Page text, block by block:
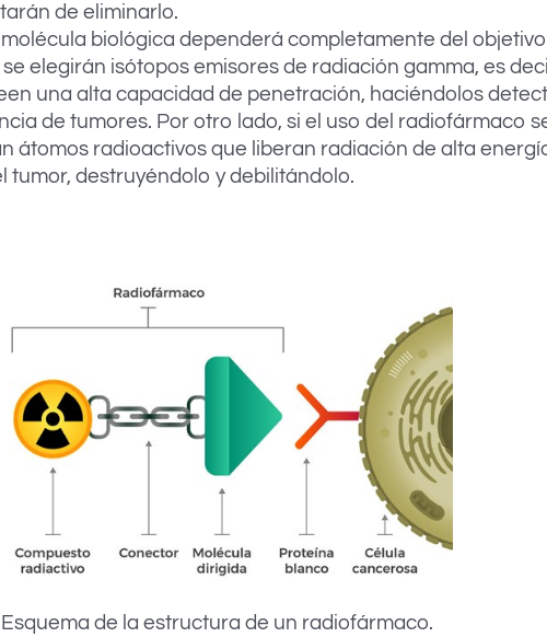
de eliminarlo.
biológica dependerá completamente del objetivo
se elegirán isótopos emisores de radiación gamma, es
una alta capacidad de penetración, haciéndolos
de tumores. Por otro lado, si el uso del radiofármaco
átomos radioactivos que liberan radiación de alta
destruyéndolo y debilitándolo.
Esquema de la estructura de un radiofármaco.